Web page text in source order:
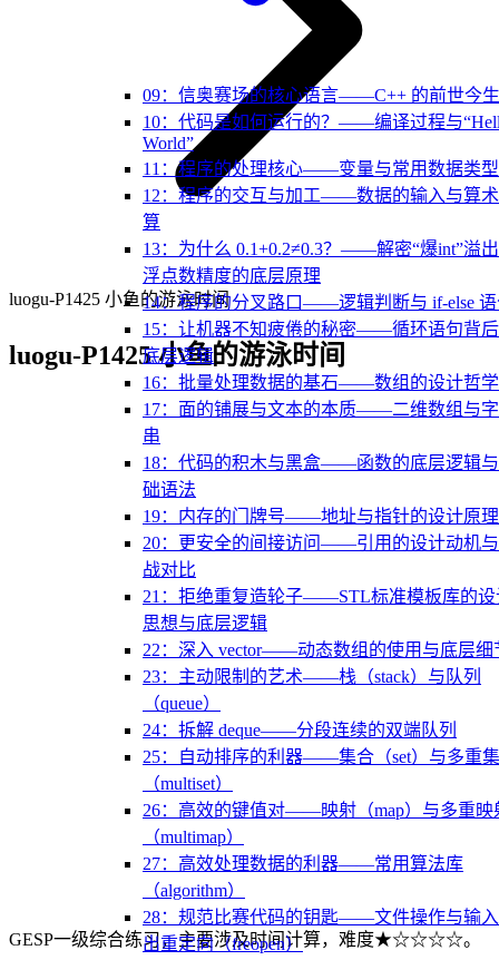
09：信奥赛场的核心语言——C++ 的前世今生
10：代码是如何运行的？——编译过程与
World”
11：程序的处理核心——变量与常用数据类型
12：程序的交互与加工——数据的输入与算
算
13：为什么 0.1+0.2≠0.3？——解密“爆int”溢
浮点数精度的底层原理
14：程序的分叉路口——逻辑判断与 if-else
15：让机器不知疲倦的秘密——循环语句背
底层逻辑
16：批量处理数据的基石——数组的设计哲学
17：面的铺展与文本的本质——二维数组与
串
18：代码的积木与黑盒——函数的底层逻辑
础语法
19：内存的门牌号——地址与指针的设计原理
20：更安全的间接访问——引用的设计动机
战对比
21：拒绝重复造轮子——STL标准模板库的设
思想与底层逻辑
22：深入 vector——动态数组的使用与底层细
23：主动限制的艺术——栈（stack）与队列
（queue）
24：拆解 deque——分段连续的双端队列
25：自动排序的利器——集合（set）与多重
（multiset）
26：高效的键值对——映射（map）与多重映
（multimap）
27：高效处理数据的利器——常用算法库
（algorithm）
28：规范比赛代码的钥匙——文件操作与输
出重定向（freopen）
luogu-P1425 小鱼的游泳时间
luogu-P1425 小鱼的游泳时间
GESP一级综合练习，主要涉及时间计算，难度★☆☆☆☆。